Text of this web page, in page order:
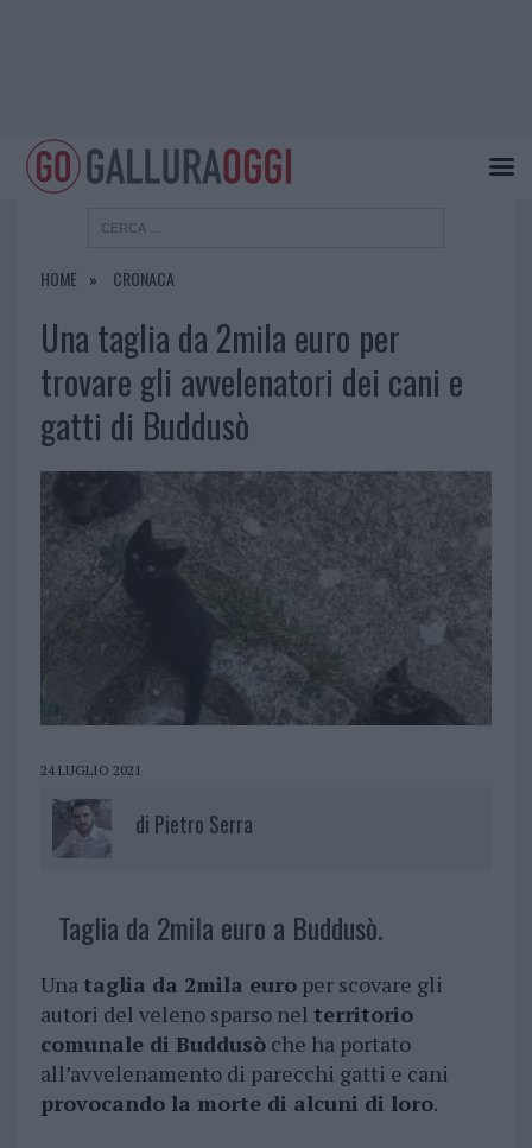
HOME CRONACA
Una taglia da 2mila euro per
trovare gli avvelenatori dei cani e
gatti di Buddusò
24 LUGLIO 2021
di Pietro Serra
Taglia da 2mila euro a Buddusò.
Una taglia da 2mila europer scovare gli
autori del veleno sparso nel territorio
comunale di Buddusòche ha portato
all’avvelenamento di parecchi gatti e cani
provocando la morte di alcuni di loro.